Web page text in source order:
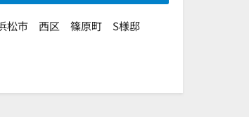
松市 西区 篠原町 S様邸